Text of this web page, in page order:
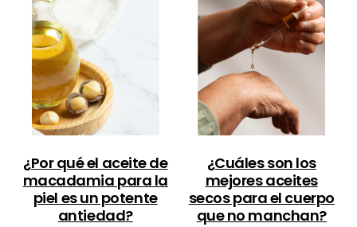
¿Por qué el aceite de
macadamia para la
piel es un potente
antiedad?
¿Cuáles son los
mejores aceites
secos para el cuerpo
que no manchan?